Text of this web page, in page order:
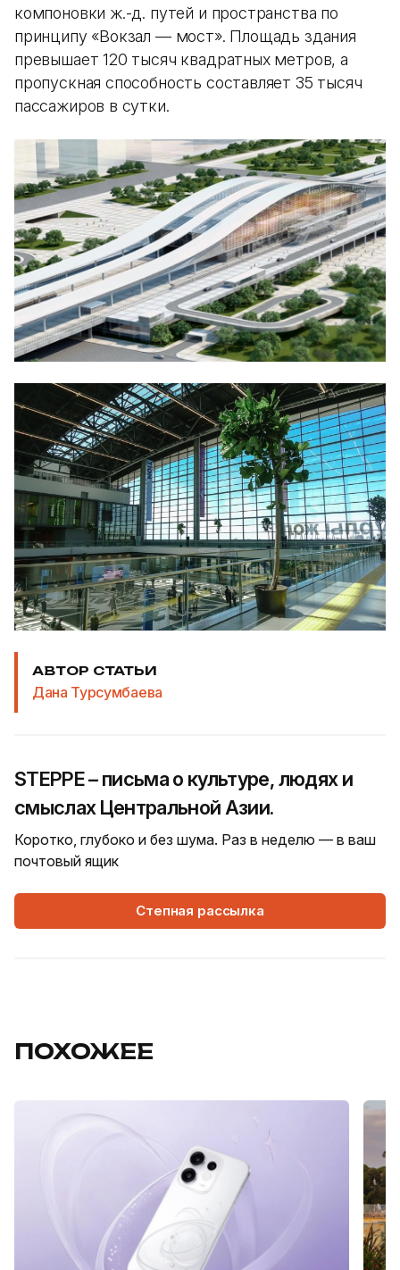
компоновки ж.-д. путей и пространства по
принципу «Вокзал — мост». Площадь здания
превышает 120 тысяч квадратных метров, а
пропускная способность составляет 35 тысяч
пассажиров в сутки.
АВТОР СТАТЬИ
Дана Турсумбаева
STEPPE – письма о культуре, людях и
смыслах Центральной Азии.
Коротко, глубоко и без шума. Раз в неделю — в ваш
почтовый ящик
Степная рассылка
ПОХОЖЕЕ